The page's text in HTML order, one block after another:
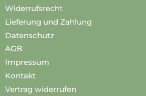
Widerrufsrecht
Lieferung und Zahlung
Datenschutz
AGB
Impressum
Kontakt
Vertrag widerrufen